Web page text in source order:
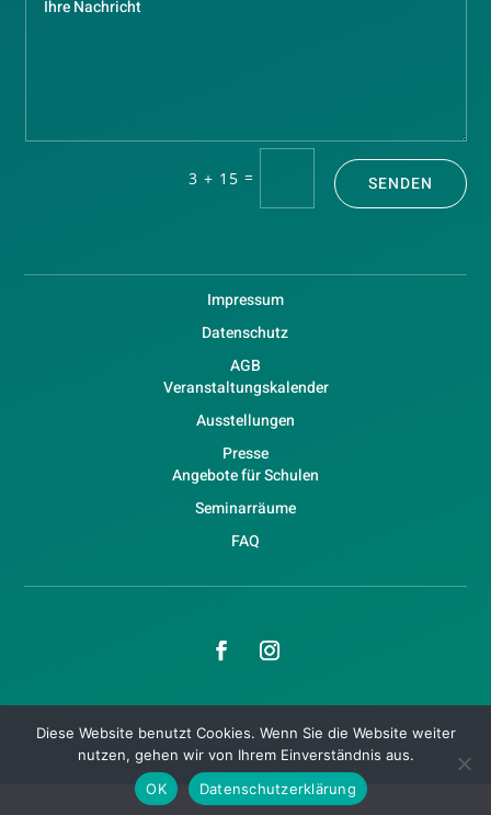
3 + 15 = SENDEN
Impressum
Datenschutz
AGB
Veranstaltungskalender
Ausstellungen
Presse
Angebote für Schulen
Seminarräume
FAQ
Copyright © 2026 WaldHaus Freiburg
Diese Website benutzt Cookies. Wenn Sie die Website weiter
nutzen, gehen wir von Ihrem Einverständnis aus.
OK
Datenschutzerklärung